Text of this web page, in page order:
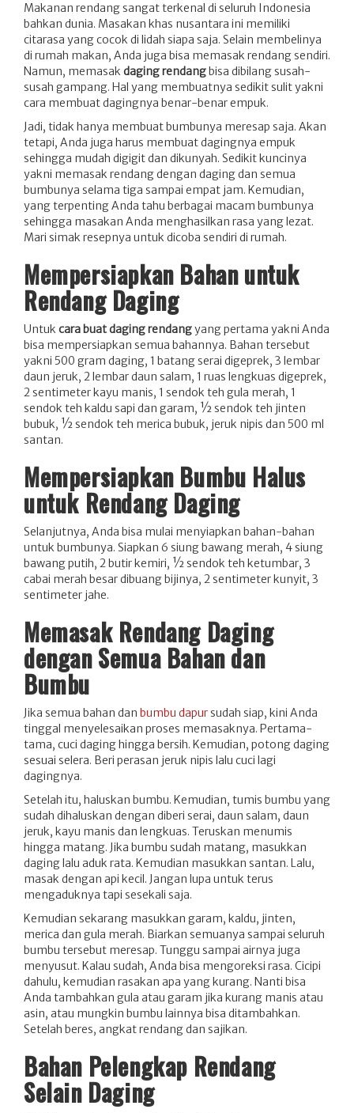
Makanan rendang sangat terkenal di seluruh Indonesia
bahkan dunia. Masakan khas nusantara ini memiliki
citarasa yang cocok di lidah siapa saja. Selain membelinya
di rumah makan, Anda juga bisa memasak rendang sendiri.
Namun, memasak daging rendang bisa dibilang susah-
susah gampang. Hal yang membuatnya sedikit sulit yakni
cara membuat dagingnya benar-benar empuk.
Jadi, tidak hanya membuat bumbunya meresap saja. Akan
tetapi, Anda juga harus membuat dagingnya empuk
sehingga mudah digigit dan dikunyah. Sedikit kuncinya
yakni memasak rendang dengan daging dan semua
bumbunya selama tiga sampai empat jam. Kemudian,
yang terpenting Anda tahu berbagai macam bumbunya
sehingga masakan Anda menghasilkan rasa yang lezat.
Mari simak resepnya untuk dicoba sendiri di rumah.
Mempersiapkan Bahan untuk
Rendang Daging
Untuk cara buat daging rendangyang pertama yakni Anda
bisa mempersiapkan semua bahannya. Bahan tersebut
yakni 500 gram daging, 1 batang serai digeprek, 3 lembar
daun jeruk, 2 lembar daun salam, 1 ruas lengkuas digeprek,
2 sentimeter kayu manis, 1 sendok teh gula merah, 1
sendok teh kaldu sapi dan garam, ½ sendok teh jinten
bubuk, ½ sendok teh merica bubuk, jeruk nipis dan 500 ml
santan.
Mempersiapkan Bumbu Halus
untuk Rendang Daging
Selanjutnya, Anda bisa mulai menyiapkan bahan-bahan
untuk bumbunya. Siapkan 6 siung bawang merah, 4 siung
bawang putih, 2 butir kemiri, ½ sendok teh ketumbar, 3
cabai merah besar dibuang bijinya, 2 sentimeter kunyit, 3
sentimeter jahe.
Memasak Rendang Daging
dengan Semua Bahan dan
Bumbu
Jika semua bahan dan bumbu dapur sudah siap, kini Anda
tinggal menyelesaikan proses memasaknya. Pertama-
tama, cuci daging hingga bersih. Kemudian, potong daging
sesuai selera. Beri perasan jeruk nipis lalu cuci lagi
dagingnya.
Setelah itu, haluskan bumbu. Kemudian, tumis bumbu yang
sudah dihaluskan dengan diberi serai, daun salam, daun
jeruk, kayu manis dan lengkuas. Teruskan menumis
hingga matang. Jika bumbu sudah matang, masukkan
daging lalu aduk rata. Kemudian masukkan santan. Lalu,
masak dengan api kecil. Jangan lupa untuk terus
mengaduknya tapi sesekali saja.
Kemudian sekarang masukkan garam, kaldu, jinten,
merica dan gula merah. Biarkan semuanya sampai seluruh
bumbu tersebut meresap. Tunggu sampai airnya juga
menyusut. Kalau sudah, Anda bisa mengoreksi rasa. Cicipi
dahulu, kemudian rasakan apa yang kurang. Nanti bisa
Anda tambahkan gula atau garam jika kurang manis atau
asin, atau mungkin bumbu lainnya bisa ditambahkan.
Setelah beres, angkat rendang dan sajikan.
Bahan Pelengkap Rendang
Selain Daging